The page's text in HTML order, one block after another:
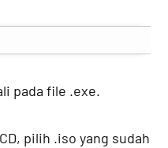
pada file .exe.
pilih .iso yang sudah